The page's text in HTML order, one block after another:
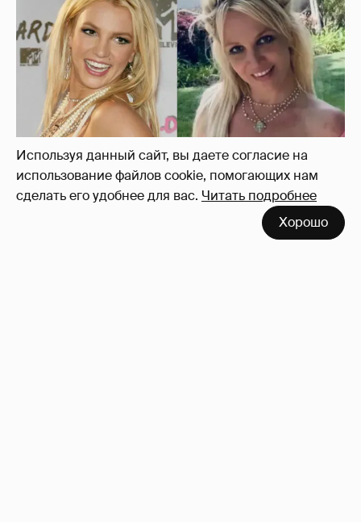
Используя данный сайт, вы даете согласие на
использование файлов cookie, помогающих нам
сделать его удобнее для вас. Читать подробнее
Хорошо
Сын Бритни Спирс прокомментировал